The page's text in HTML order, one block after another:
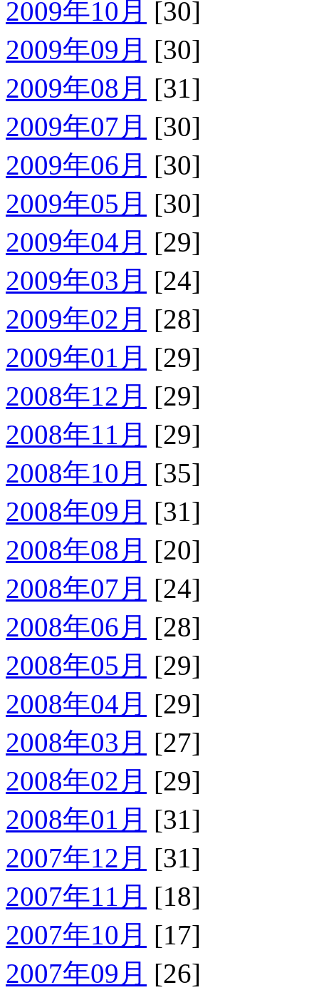
2009年10月 [30]
2009年09月 [30]
2009年08月 [31]
2009年07月 [30]
2009年06月 [30]
2009年05月 [30]
2009年04月 [29]
2009年03月 [24]
2009年02月 [28]
2009年01月 [29]
2008年12月 [29]
2008年11月 [29]
2008年10月 [35]
2008年09月 [31]
2008年08月 [20]
2008年07月 [24]
2008年06月 [28]
2008年05月 [29]
2008年04月 [29]
2008年03月 [27]
2008年02月 [29]
2008年01月 [31]
2007年12月 [31]
2007年11月 [18]
2007年10月 [17]
2007年09月 [26]